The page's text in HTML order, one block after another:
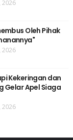
2026
Oleh Pihak
2026
Kekeringan dan
Gelar Apel Siaga
2026